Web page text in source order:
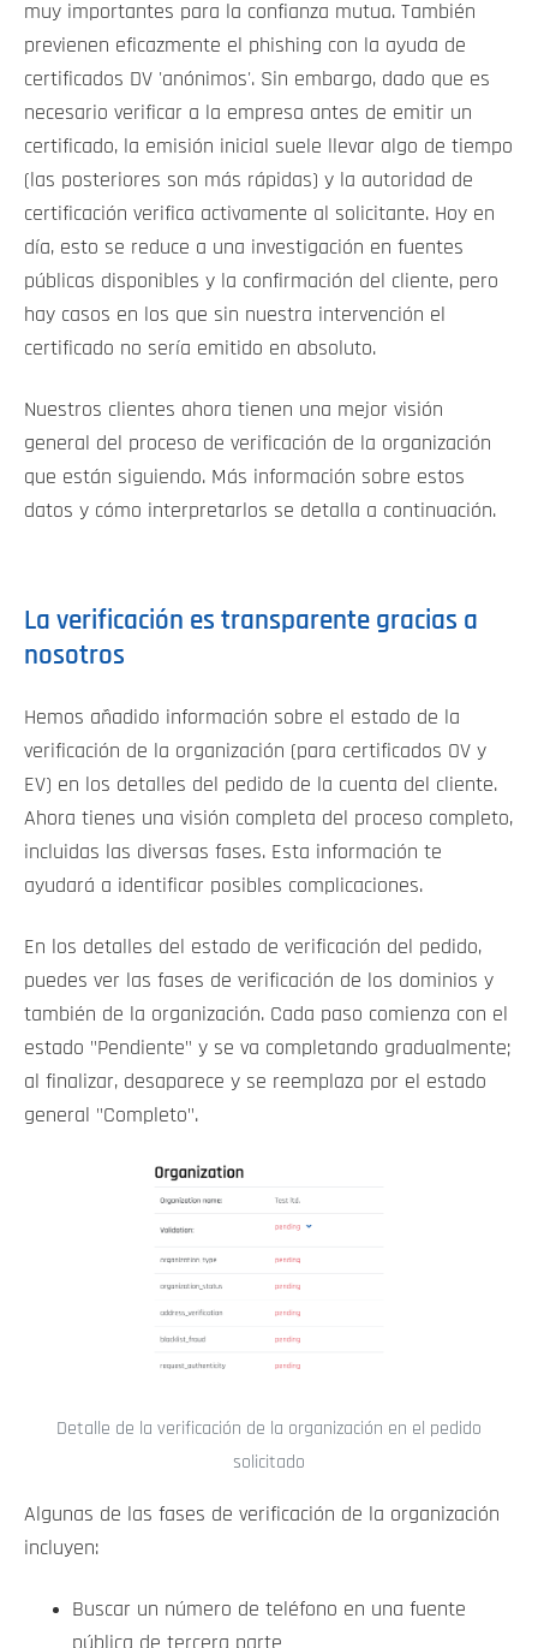
muy importantes para la confianza mutua. También
previenen eficazmente el phishing con la ayuda de
certificados DV 'anónimos'. Sin embargo, dado que es
necesario verificar a la empresa antes de emitir un
certificado, la emisión inicial suele llevar algo de tiempo
(las posteriores son más rápidas) y la autoridad de
certificación verifica activamente al solicitante. Hoy en
día, esto se reduce a una investigación en fuentes
públicas disponibles y la confirmación del cliente, pero
hay casos en los que sin nuestra intervención el
certificado no sería emitido en absoluto.
Nuestros clientes ahora tienen una mejor visión
general del proceso de verificación de la organización
que están siguiendo. Más información sobre estos
datos y cómo interpretarlos se detalla a continuación.
La verificación es transparente gracias a
nosotros
Hemos añadido información sobre el estado de la
verificación de la organización (para certificados OV y
EV) en los detalles del pedido de la cuenta del cliente.
Ahora tienes una visión completa del proceso completo,
incluidas las diversas fases. Esta información te
ayudará a identificar posibles complicaciones.
En los detalles del estado de verificación del pedido,
puedes ver las fases de verificación de los dominios y
también de la organización. Cada paso comienza con el
estado "Pendiente" y se va completando gradualmente;
al finalizar, desaparece y se reemplaza por el estado
general "Completo".
Detalle de la verificación de la organización en el pedido
solicitado
Algunas de las fases de verificación de la organización
incluyen:
Buscar un número de teléfono en una fuente
pública de tercera parte